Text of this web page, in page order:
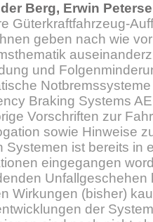
Berg, Erwin
Güterkraftfahrzeug-
geben nach wie
und
Braking Systems
Vorschriften zur
sowie Hinweise
Systemen ist bereits in
eingegangen
Unfallgeschehen
Wirkungen (bisher)
der